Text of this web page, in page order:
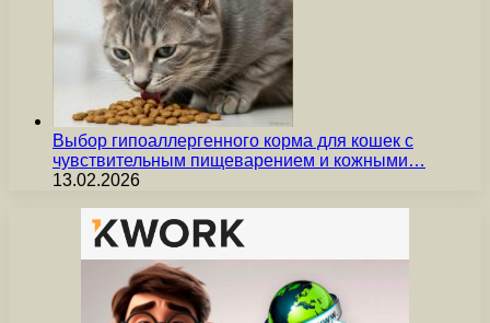
Выбор гипоаллергенного корма для кошек с
чувствительным пищеварением и кожными…
13.02.2026